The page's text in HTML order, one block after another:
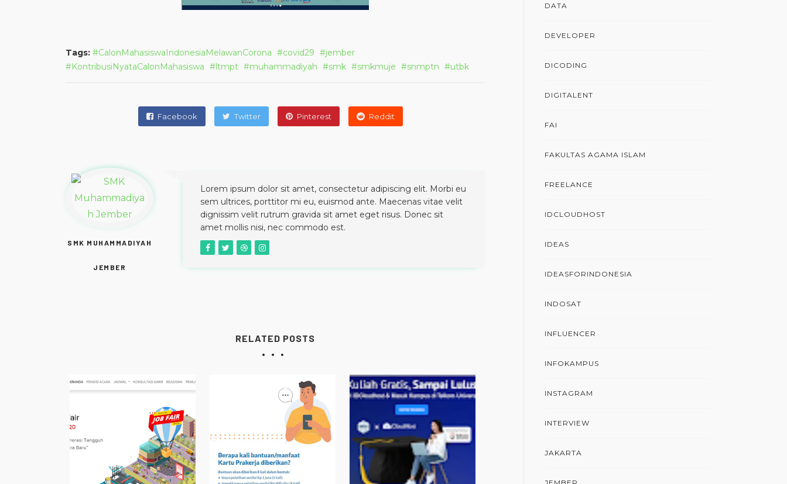
Tags: CalonMahasiswaIndonesiaMelawanCorona covid29
jember
KontribusiNyataCalonMahasiswa
ltmpt muhammadiyah smk smkmuje snmptn utbk
Facebook Twitter Pinterest Reddit
SMK MUHAMMADIYAH
JEMBER
Lorem ipsum dolor sit amet, consectetur adipiscing elit. Morbi eu
sem ultrices, porttitor mi eu, euismod ante. Maecenas vitae velit
dignissim velit rutrum gravida sit amet eget risus. Donec sit
amet mollis nisi, nec commodo est.
RELATED POSTS
DATA
DEVELOPER
DICODING
DIGITALENT
FAI
FAKULTAS AGAMA ISLAM
FREELANCE
IDCLOUDHOST
IDEAS
IDEASFORINDONESIA
INDOSAT
INFLUENCER
INFOKAMPUS
INSTAGRAM
INTERVIEW
JAKARTA